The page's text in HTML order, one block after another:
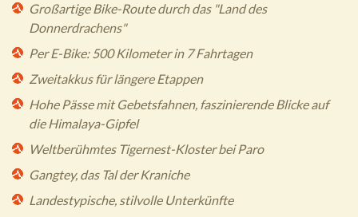
Großartige Bike-Route durch das "Land des
Donnerdrachens"
Per E-Bike: 500 Kilometer in 7 Fahrtagen
Zweitakkus für längere Etappen
Hohe Pässe mit Gebetsfahnen, faszinierende Blicke auf
die Himalaya-Gipfel
Weltberühmtes Tigernest-Kloster bei Paro
Gangtey, das Tal der Kraniche
Landestypische, stilvolle Unterkünfte